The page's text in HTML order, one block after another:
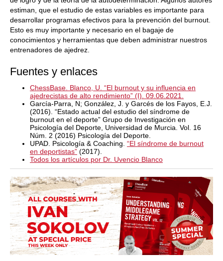
estiman, que el estudio de estas variables es importante para
desarrollar programas efectivos para la prevención del burnout.
Esto es muy importante y necesario en el bagaje de
conocimientos y herramientas que deben administrar nuestros
entrenadores de ajedrez.
Fuentes y enlaces
ChessBase. Blanco, U. “El burnout y su influencia en
ajedrecistas de alto rendimiento” (I). 09.06.2021.
García-Parra, N; González, J. y Garcés de los Fayos, E.J.
(2016). “Estado actual del estudio del síndrome de
burnout en el deporte” Grupo de Investigación en
Psicología del Deporte, Universidad de Murcia. Vol. 16
Núm. 2 (2016) Psicología del Deporte.
UPAD. Psicología & Coaching. “El síndrome de burnout
en deportistas” (2017).
Todos los artículos por Dr. Uvencio Blanco